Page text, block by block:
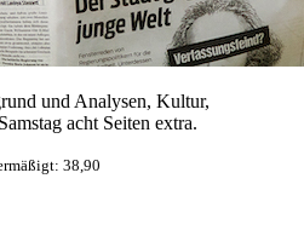
und Analysen, Kultur,
acht Seiten extra.
38,90